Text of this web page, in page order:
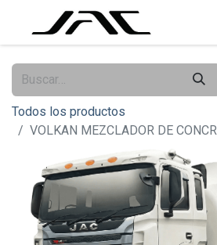
Todos los productos
VOLKAN MEZCLADOR DE